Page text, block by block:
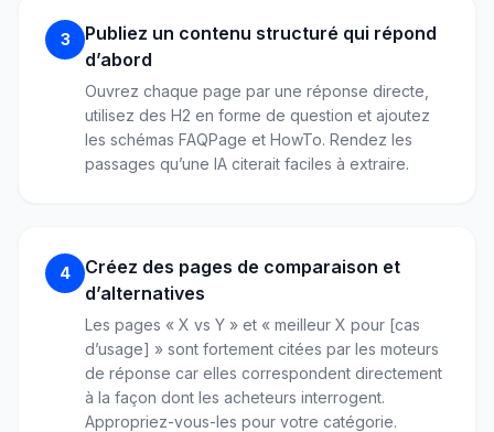
3
Publiez un contenu structuré qui répond
d’abord
Ouvrez chaque page par une réponse directe,
utilisez des H2 en forme de question et ajoutez
les schémas FAQPage et HowTo. Rendez les
passages qu’une IA citerait faciles à extraire.
4
Créez des pages de comparaison et
d’alternatives
Les pages « X vs Y » et « meilleur X pour [cas
d’usage] » sont fortement citées par les moteurs
de réponse car elles correspondent directement
à la façon dont les acheteurs interrogent.
Appropriez-vous-les pour votre catégorie.